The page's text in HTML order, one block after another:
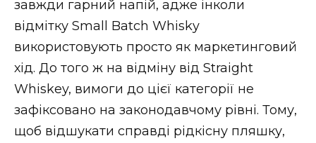
ВІДЕО
завжди гарний напій, адже інколи
відмітку Small Batch Whisky
використовують просто як маркетинговий
хід. До того ж на відміну від Straight
Whiskey, вимоги до цієї категорії не
зафіксовано на законодавчому рівні. Тому,
щоб відшукати справді рідкісну пляшку,